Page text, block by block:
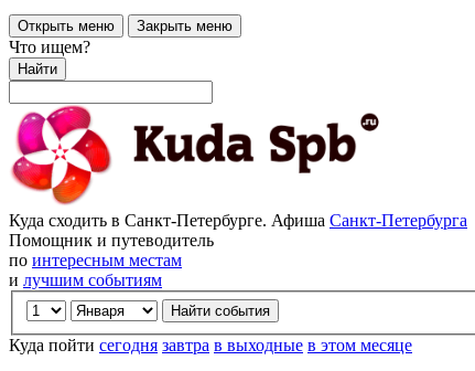
Открыть меню Закрыть меню
Что ищем?
Найти
Куда сходить в Санкт-Петербурге. Афиша Санкт-Петербурга
Помощник и путеводитель
по интересным местам
и лучшим событиям
Куда пойти сегодня завтра в выходные в этом месяце